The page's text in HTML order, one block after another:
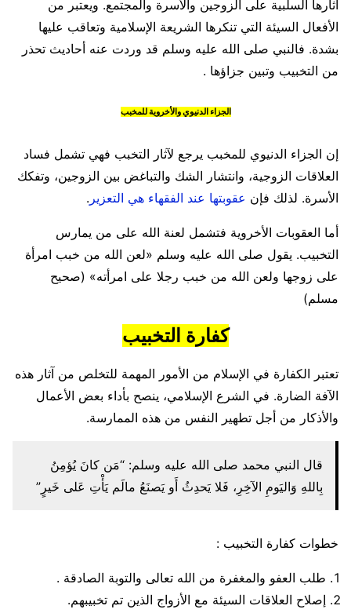
آثارها السلبية على الزوجين والأسرة والمجتمع. ويعتبر من
الأفعال السيئة التي تنكرها الشريعة الإسلامية وتعاقب عليها
بشدة. فالنبي صلى الله عليه وسلم قد وردت عنه أحاديث تحذر
من التخبيب وتبين جزاؤها .
الجزاء الدنيوي والأخروية للمخبب
إن الجزاء الدنيوي للمخبب يرجع لآثار التخبب فهي تشمل فساد
العلاقات الزوجية، وانتشار الشك والتباغض بين الزوجين، وتفكك
الأسرة. لذلك فإن عقوبتها عند الفقهاء هي التعزير .
أما العقوبات الأخروية فتشمل لعنة الله على من يمارس
التخبيب. يقول صلى الله عليه وسلم «لعن الله من خبب امرأة
على زوجها ولعن الله من خبب رجلا على امرأته» (صحيح
مسلم)
كفارة التخبيب
تعتبر الكفارة في الإسلام من الأمور المهمة للتخلص من آثار هذه
الآفة الضارة. في الشرع الإسلامي، ينصح بأداء بعض الأعمال
والأذكار من أجل تطهير النفس من هذه الممارسة.
قال النبي محمد صلى الله عليه وسلم: “مَن كانَ يُؤمِنُ
بِاللهِ وَاليَومِ الآخِرِ، فَلا يَحدِثُ أَو يَصنَعُ مالَم يَأْتِ عَلى خَيرٍ”
خطوات كفارة التخبيب :
طلب العفو والمغفرة من الله تعالى والتوبة الصادقة .
إصلاح العلاقات السيئة مع الأزواج الذين تم تخبيبهم.